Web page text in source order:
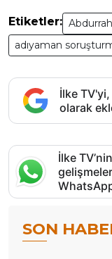
Etiketler:
adıyaman
İlke
olarak
İlke
SON